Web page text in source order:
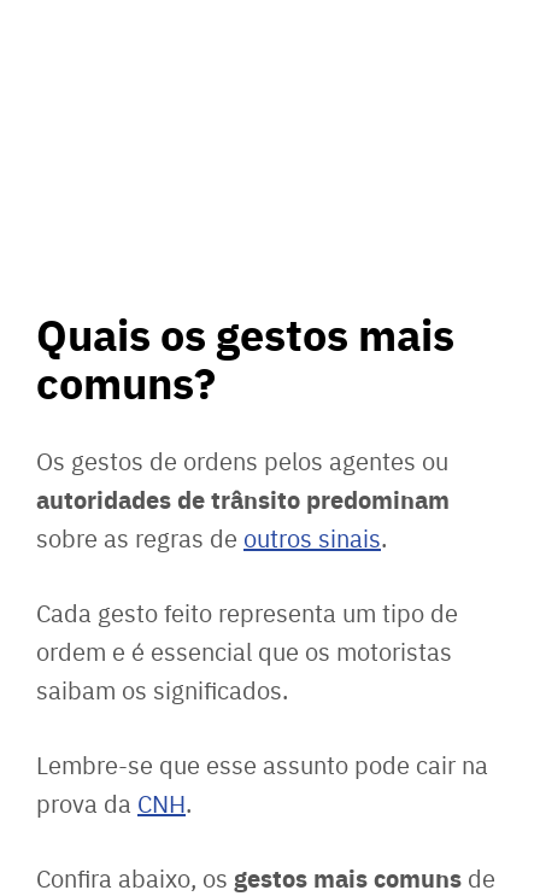
Quais os gestos mais
comuns?
Os gestos de ordens pelos agentes ou
autoridades de trânsito predominam
sobre as regras de outros sinais.
Cada gesto feito representa um tipo de
ordem e é essencial que os motoristas
saibam os significados.
Lembre-se que esse assunto pode cair na
prova da CNH.
Confira abaixo, os gestos mais comuns de